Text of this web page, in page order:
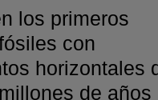
los primeros
con
horizontales
de años